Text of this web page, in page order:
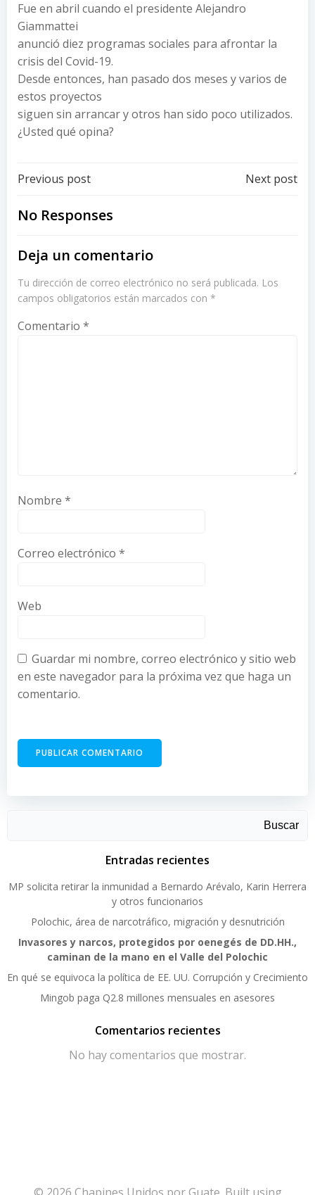
Fue en abril cuando el presidente Alejandro
Giammattei
anunció diez programas sociales para afrontar la
crisis del Covid-19.
Desde entonces, han pasado dos meses y varios de
estos proyectos
siguen sin arrancar y otros han sido poco utilizados.
¿Usted qué opina?
Post
navigation
Previous post Next post
No Responses
Deja un comentario
Tu dirección de correo electrónico no será publicada. Los
campos obligatorios están marcados con *
Comentario *
Nombre *
Correo electrónico *
Web
Guardar mi nombre, correo electrónico y sitio web
en este navegador para la próxima vez que haga un
comentario.
Buscar
Entradas recientes
MP solicita retirar la inmunidad a Bernardo Arévalo, Karin Herrera
y otros funcionarios
Polochic, área de narcotráfico, migración y desnutrición
Invasores y narcos, protegidos por oenegés de DD.HH.,
caminan de la mano en el Valle del Polochic
En qué se equivoca la política de EE. UU. Corrupción y Crecimiento
Mingob paga Q2.8 millones mensuales en asesores
Comentarios recientes
No hay comentarios que mostrar.